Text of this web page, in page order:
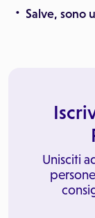
Salve, sono
Unisciti